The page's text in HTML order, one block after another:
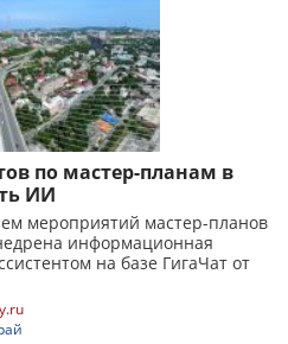
по мастер-планам в
ИИ
мероприятий мастер-планов
информационная
на базе ГигаЧат от